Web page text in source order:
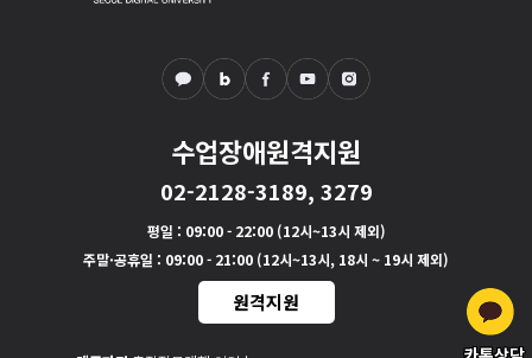
수업장애원격지원
02-2128-3189, 3279
평일 : 09:00 - 22:00 (12시~13시 제외)
주말·공휴일 : 09:00 - 21:00 (12시~13시, 18시 ~ 19시 제외)
원격지원